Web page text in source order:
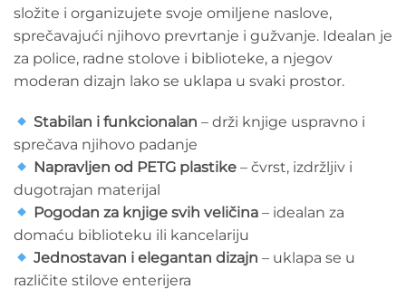
složite i organizujete svoje omiljene naslove,
sprečavajući njihovo prevrtanje i gužvanje. Idealan je
za police, radne stolove i biblioteke, a njegov
moderan dizajn lako se uklapa u svaki prostor.
Stabilan i funkcionalan – drži knjige uspravno i
sprečava njihovo padanje
Napravljen od PETG plastike – čvrst, izdržljiv i
dugotrajan materijal
Pogodan za knjige svih veličina – idealan za
domaću biblioteku ili kancelariju
Jednostavan i elegantan dizajn – uklapa se u
različite stilove enterijera